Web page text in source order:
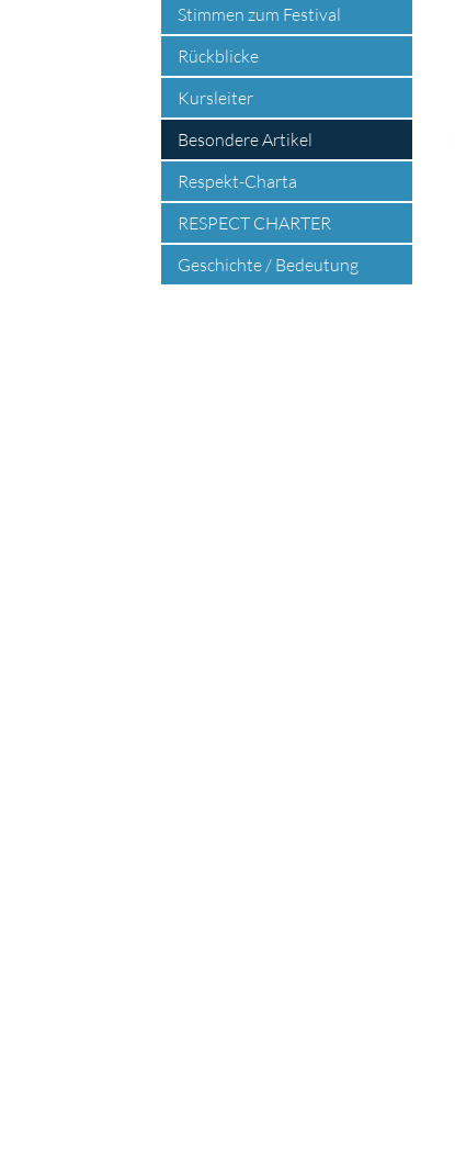
Stimmen zum Festival
Rückblicke
Kursleiter
Besondere Artikel
Respekt-Charta
RESPECT CHARTER
Geschichte / Bedeutung